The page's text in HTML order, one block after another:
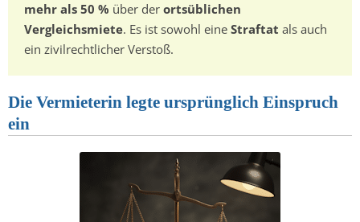
mehr als 50 % über der ortsüblichen
Vergleichsmiete. Es ist sowohl eine Straftat als auch
ein zivilrechtlicher Verstoß.
Die Vermieterin legte ursprünglich Einspruch
ein